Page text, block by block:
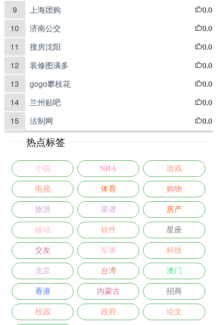
9 上海团购 0.0
10 济南公交 0.0
11 搜房沈阳 0.0
12 装修图满多 0.0
13 gogo攀枝花 0.0
14 兰州贴吧 0.0
15 法制网 0.0
热点标签
小说 NBA 游戏
电视 体育 购物
旅游 菜谱 房产
移动 软件 星座
交友 军事 科技
北京 台湾 澳门
香港 内蒙古 招商
校园 政府 论文